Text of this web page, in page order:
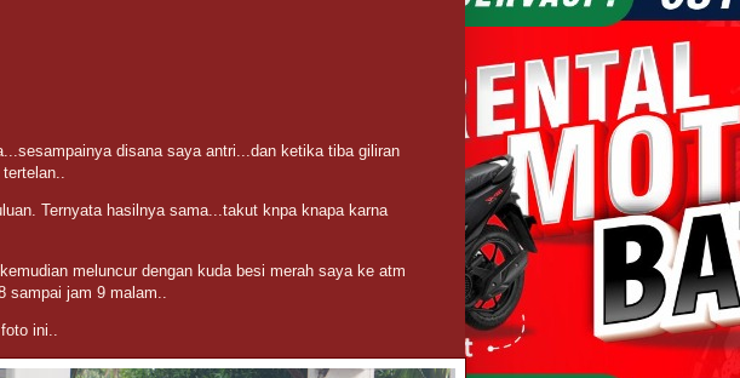
disana saya antri...dan ketika tiba giliran
Ternyata hasilnya sama...takut knpa knapa karna
meluncur dengan kuda besi merah saya ke atm
jam 9 malam..
ini..